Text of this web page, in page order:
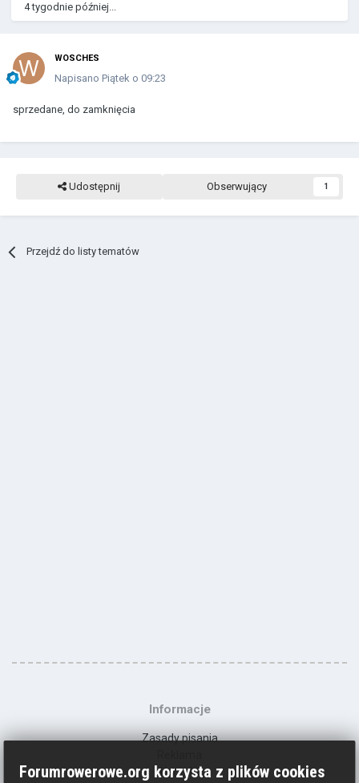
4 tygodnie później...
WOSCHES
Napisano Piątek o 09:23
sprzedane, do zamknięcia
Udostępnij Obserwujący 1
Przejdź do listy tematów
Informacje
Zasady pisania
Kontakt
Forumrowerowe.org korzysta z plików cookies